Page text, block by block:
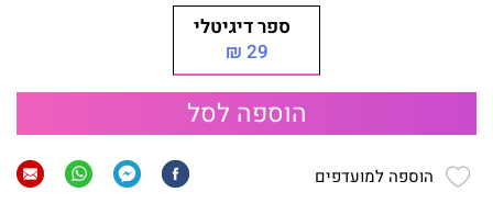
ספר דיגיטלי
29 ₪
הוספה לסל
הוספה למועדפים